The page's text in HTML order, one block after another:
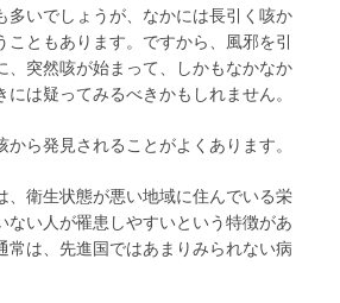
多いでしょうが、なかには長引く咳か
こともあります。ですから、風邪を引
、突然咳が始まって、しかもなかなか
は疑ってみるべきかもしれません。
ら発見されることがよくあります。
衛生状態が悪い地域に住んでいる栄
ない人が罹患しやすいという特徴があ
常は、先進国ではあまりみられない病